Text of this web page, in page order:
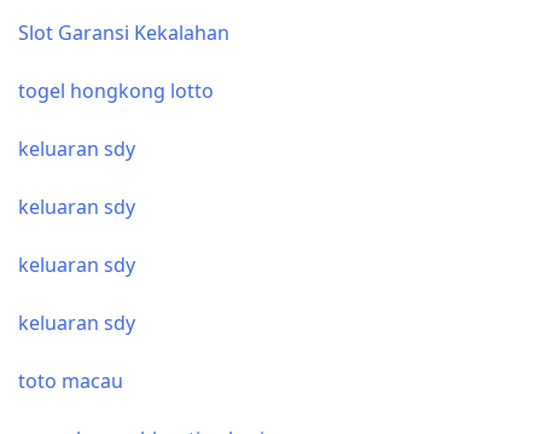
Slot Garansi Kekalahan
togel hongkong lotto
keluaran sdy
keluaran sdy
keluaran sdy
keluaran sdy
toto macau